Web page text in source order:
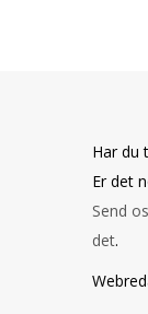
Har du
Er det
Send
det.